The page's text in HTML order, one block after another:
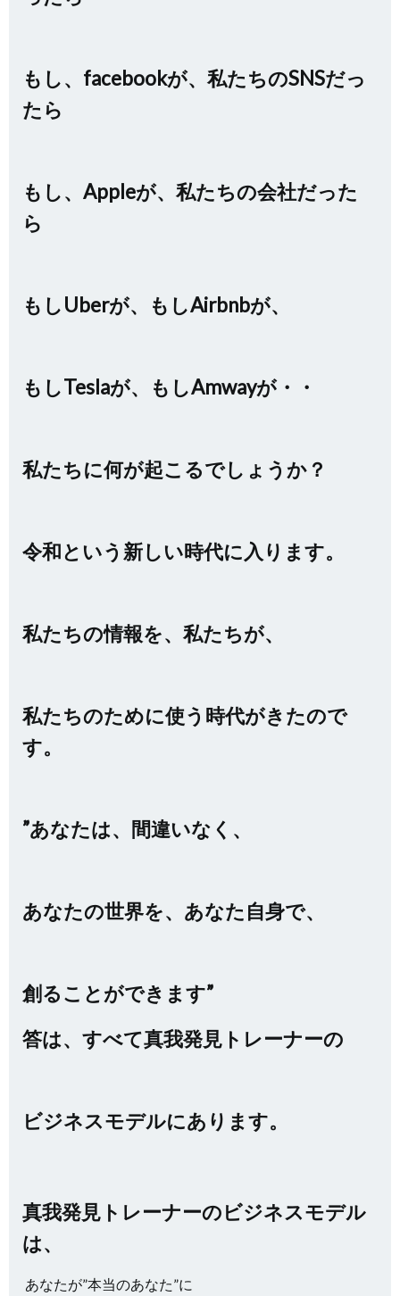
もし、facebookが、私たちのSNSだっ
たら
もし、Appleが、私たちの会社だった
ら
もしUberが、もしAirbnbが、
もしTeslaが、もしAmwayが・・
私たちに何が起こるでしょうか？
令和という新しい時代に入ります。
私たちの情報を、私たちが、
私たちのために使う時代がきたので
す。
”あなたは、間違いなく、
あなたの世界を、あなた自身で、
創ることができます”
答は、すべて真我発見トレーナーの
ビジネスモデルにあります。
真我発見トレーナーのビジネスモデル
は、
あなたが”本当のあなた”に